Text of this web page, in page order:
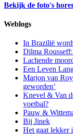
Bekijk de foto's
Weblogs
In Brazilië
Dilma
Lachende
Een Leven
Marjon van
geworden’
Knevel & Van
voetbal?
Pauw &
Bij Jinek
Het gaat lekker